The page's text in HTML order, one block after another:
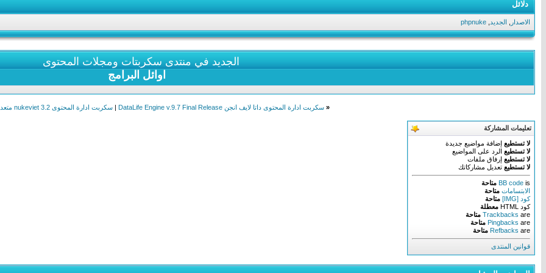
دلائل
الاصدار الجديد phpnuke
الجديد في منتدى سكربتات ومجلات المحتوى
اوائل البرامج
« سكربت ادارة المحتوى داتا لايف انجن DataLife Engine v.9.7 Final Release |سكربت ادارة المحتوى nukeviet 3.2 متعدد الوظائف + عربي
تعليمات المشاركة
لا تستطيع إضافة مواضيع جديدة
لا تستطيع الرد على المواضيع
لا تستطيع إرفاق ملفات
لا تستطيع تعديل مشاركاتك
BB code is
متاحة
الابتسامات متاحة
كود [IMG]
متاحة
كود HTML
معطلة
Trackbacks are
متاحة
Pingbacks are
متاحة
Refbacks are متاحة
قوانين المنتدى